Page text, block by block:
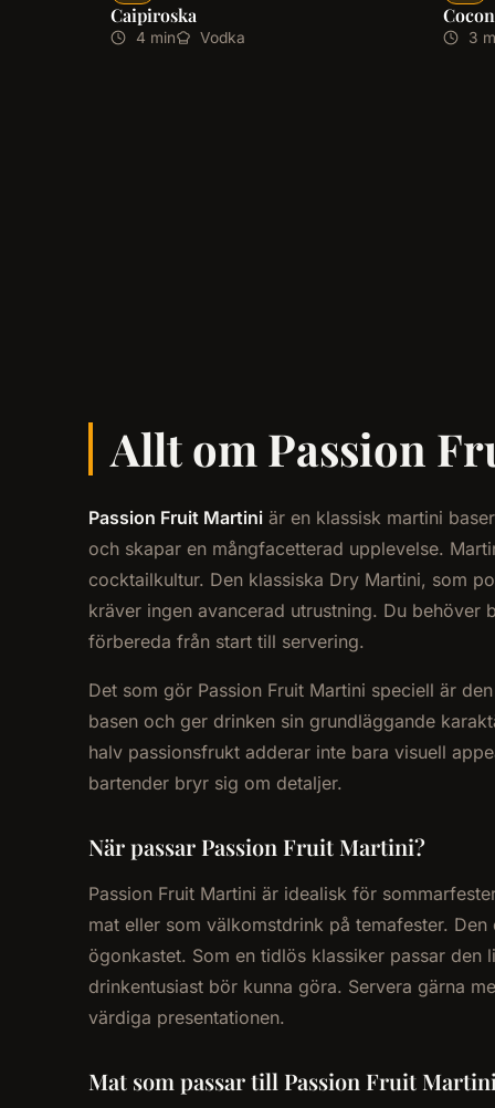
Caipiroska
4 min Vodka 3
Allt om Passion
Passion Fruit Martini är en klassisk martini
och skapar en mångfacetterad upplevelse.
cocktailkultur. Den klassiska Dry Martini, som
kräver ingen avancerad utrustning. Du
förbereda från start till servering.
Det som gör Passion Fruit Martini speciell är
basen och ger drinken sin grundläggande
halv passionsfrukt adderar inte bara visuell
bartender bryr sig om detaljer.
När passar Passion Fruit Martini?
Passion Fruit Martini är idealisk för
mat eller som välkomstdrink på temafester.
ögonkastet. Som en tidlös klassiker passar
drinkentusiast bör kunna göra. Servera gärna
värdiga presentationen.
Mat som passar till Passion Fruit Martini